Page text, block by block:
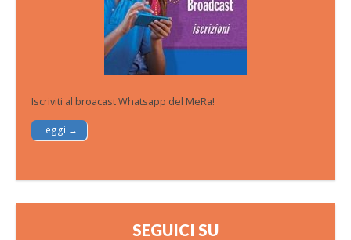
Iscriviti al broacast Whatsapp del MeRa!
Leggi →
SEGUICI SU